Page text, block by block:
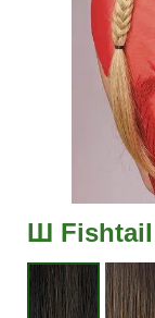
Ш Fishtail